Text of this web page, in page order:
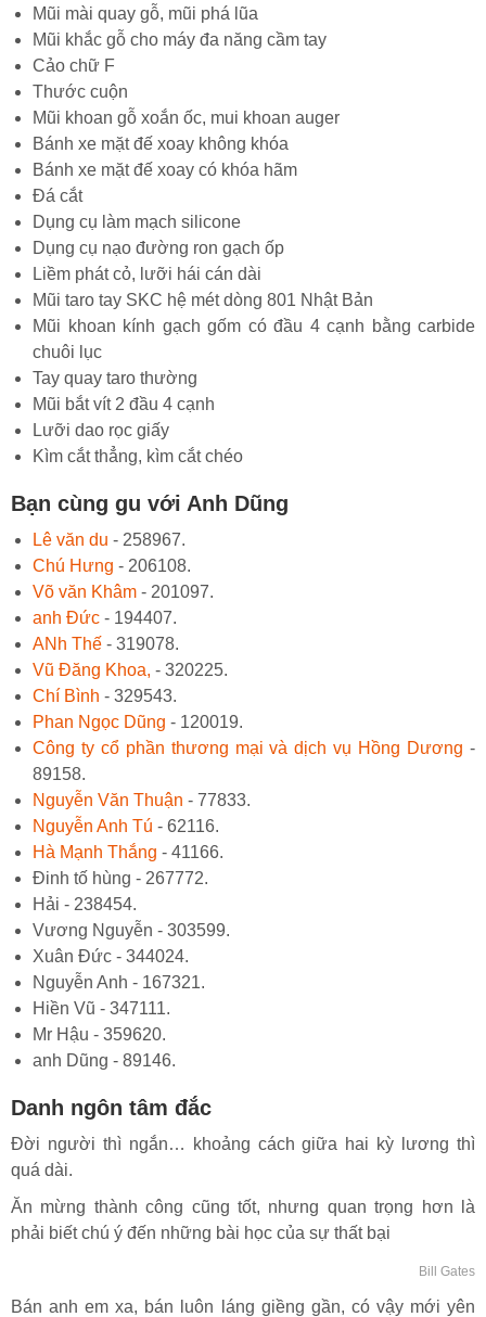
Mũi mài quay gỗ, mũi phá lũa
Mũi khắc gỗ cho máy đa năng cầm tay
Cảo chữ F
Thước cuộn
Mũi khoan gỗ xoắn ốc, mui khoan auger
Bánh xe mặt đế xoay không khóa
Bánh xe mặt đế xoay có khóa hãm
Đá cắt
Dụng cụ làm mạch silicone
Dụng cụ nạo đường ron gạch ốp
Liềm phát cỏ, lưỡi hái cán dài
Mũi taro tay SKC hệ mét dòng 801 Nhật Bản
Mũi khoan kính gạch gốm có đầu 4 cạnh bằng carbide
chuôi lục
Tay quay taro thường
Mũi bắt vít 2 đầu 4 cạnh
Lưỡi dao rọc giấy
Kìm cắt thẳng, kìm cắt chéo
Bạn cùng gu với Anh Dũng
Lê văn du - 258967.
Chú Hưng - 206108.
Võ văn Khâm - 201097.
anh Đức - 194407.
ANh Thế - 319078.
Vũ Đăng Khoa, - 320225.
Chí Bình - 329543.
Phan Ngọc Dũng - 120019.
Công ty cổ phần thương mại và dịch vụ Hồng Dương -
89158.
Nguyễn Văn Thuận - 77833.
Nguyễn Anh Tú - 62116.
Hà Mạnh Thắng - 41166.
Đinh tố hùng - 267772.
Hải - 238454.
Vương Nguyễn - 303599.
Xuân Đức - 344024.
Nguyễn Anh - 167321.
Hiền Vũ - 347111.
Mr Hậu - 359620.
anh Dũng - 89146.
Danh ngôn tâm đắc
Đời người thì ngắn… khoảng cách giữa hai kỳ lương thì
quá dài.
Ăn mừng thành công cũng tốt, nhưng quan trọng hơn là
phải biết chú ý đến những bài học của sự thất bại
Bill Gates
Bán anh em xa, bán luôn láng giềng gần, có vậy mới yên